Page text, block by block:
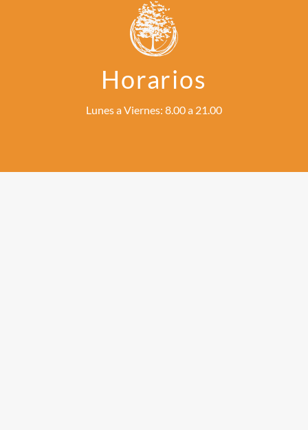
Horarios
Lunes a Viernes: 8.00 a 21.00